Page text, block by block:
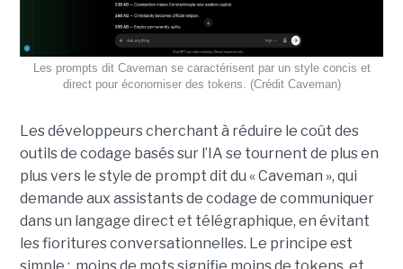
Les prompts dit Caveman se caractérisent par un style concis et
direct pour économiser des tokens. (Crédit Caveman)
Les développeurs cherchant à réduire le coût des
outils de codage basés sur l’IA se tournent de plus en
plus vers le style de prompt dit du « Caveman », qui
demande aux assistants de codage de communiquer
dans un langage direct et télégraphique, en évitant
les fioritures conversationnelles. Le principe est